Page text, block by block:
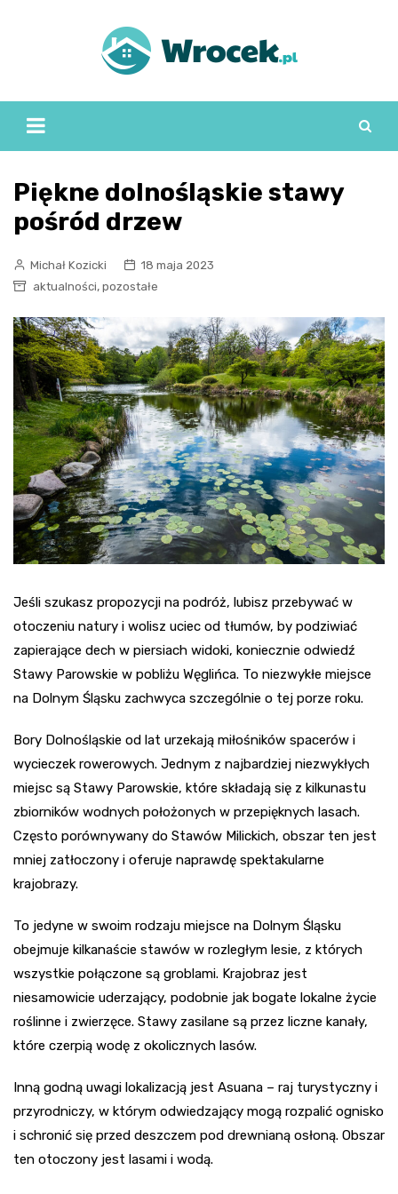
Piękne dolnośląskie stawy
pośród drzew
Michał Kozicki
18 maja 2023
aktualności, pozostałe
Jeśli szukasz propozycji na podróż, lubisz przebywać w
otoczeniu natury i wolisz uciec od tłumów, by podziwiać
zapierające dech w piersiach widoki, koniecznie odwiedź
Stawy Parowskie w pobliżu Węglińca. To niezwykłe miejsce
na Dolnym Śląsku zachwyca szczególnie o tej porze roku.
Bory Dolnośląskie od lat urzekają miłośników spacerów i
wycieczek rowerowych. Jednym z najbardziej niezwykłych
miejsc są Stawy Parowskie, które składają się z kilkunastu
zbiorników wodnych położonych w przepięknych lasach.
Często porównywany do Stawów Milickich, obszar ten jest
mniej zatłoczony i oferuje naprawdę spektakularne
krajobrazy.
To jedyne w swoim rodzaju miejsce na Dolnym Śląsku
obejmuje kilkanaście stawów w rozległym lesie, z których
wszystkie połączone są groblami. Krajobraz jest
niesamowicie uderzający, podobnie jak bogate lokalne życie
roślinne i zwierzęce. Stawy zasilane są przez liczne kanały,
które czerpią wodę z okolicznych lasów.
Inną godną uwagi lokalizacją jest Asuana – raj turystyczny i
przyrodniczy, w którym odwiedzający mogą rozpalić ognisko
i schronić się przed deszczem pod drewnianą osłoną. Obszar
ten otoczony jest lasami i wodą.